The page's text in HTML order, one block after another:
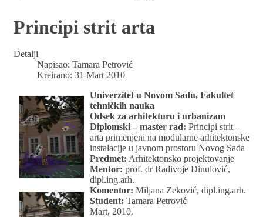
Principi strit arta
Detalji
Napisao: Tamara Petrović
Kreirano: 31 Mart 2010
Univerzitet u Novom Sadu, Fakultet
tehničkih nauka
Odsek za arhitekturu i urbanizam
Diplomski – master rad: Principi strit –
arta primenjeni na modularne arhitektonske
instalacije u javnom prostoru Novog Sada
Predmet: Arhitektonsko projektovanje
Mentor: prof. dr Radivoje Dinulović,
dipl.ing.arh.
Komentor: Miljana Zeković, dipl.ing.arh.
Student: Tamara Petrović
Mart, 2010.